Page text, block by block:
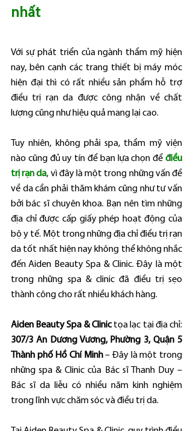
nhất
Với sự phát triển của ngành thẩm mỹ hiện
nay, bên cạnh các trang thiết bị máy móc
hiện đại thì có rất nhiều sản phẩm hỗ trợ
điều trị rạn da được công nhận về chất
lượng cũng như hiệu quả mang lại cao.
Tuy nhiên, không phải spa, thẩm mỹ viện
nào cũng đủ uy tín để bạn lựa chọn để điều
trị rạn da, vì đây là một trong những vấn đề
về da cần phải thăm khám cũng như tư vấn
bởi bác sĩ chuyên khoa. Bạn nên tìm những
địa chỉ được cấp giấy phép hoạt động của
bộ y tế. Một trong những địa chỉ điều trị rạn
da tốt nhất hiện nay không thể không nhắc
đến Aiden Beauty Spa & Clinic. Đây là một
trong những spa & clinic đã điều trị sẹo
thành công cho rất nhiều khách hàng.
Aiden Beauty Spa & Clinic
307/3 An Dương Vương, Phường 3, Quận 5
Thành phố Hồ Chí Minh – Đây là một trong
những spa & Clinic của Bác sĩ Thanh Duy –
Bác sĩ da liễu có nhiều năm kinh nghiệm
trong lĩnh vực chăm sóc và điều trị da.